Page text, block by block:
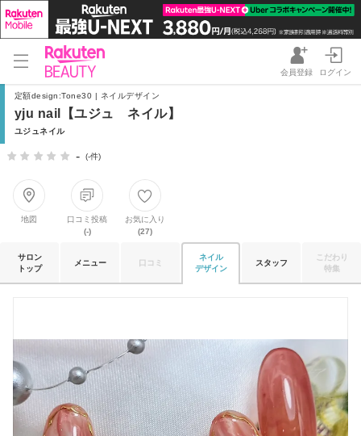
会員登録 ログイン
定額design:Tone30 | ネイルデザイン
yju nail【ユジュ ネイル】
ユジュネイル
- (-件)
地図
口コミ投稿
(-)
お気に入り
(27)
サロン
トップ
メニュー 口コミ
ネイル
デザイン
スタッフ
こだわり
特集